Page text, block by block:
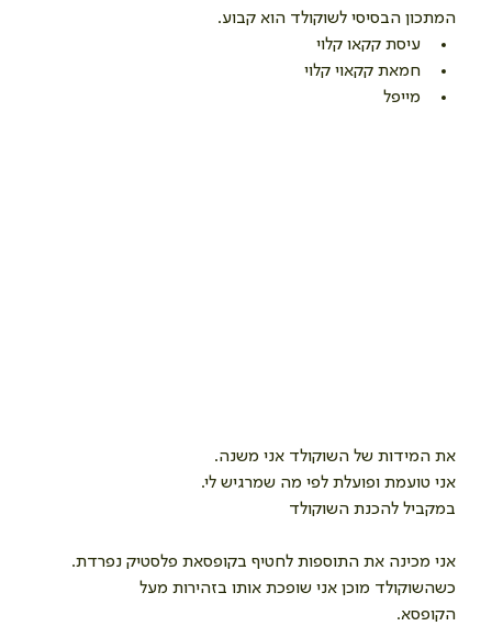
המתכון הבסיסי לשוקולד הוא קבוע.
עיסת קקאו קלוי
חמאת קקאוי קלוי
מייפל
את המידות של השוקולד אני משנה.
אני טועמת ופועלת לפי מה שמרגיש לי.
במקביל להכנת השוקולד
אני מכינה את התוספות לחטיף בקופסאת פלסטיק נפרדת.
כשהשוקולד מוכן אני שופכת אותו בזהירות מעל
הקופסא.